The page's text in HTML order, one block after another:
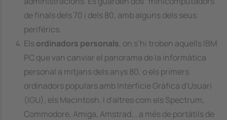
de finals dels 70 i dels 80, amb alguns dels seus
perifèrics.
Elsordinadors personals, on s’hi troben aquells IBM
PC que van canviar el panorama de la informàtica
personal a mitjans dels anys 80, o els primers
ordinadors populars amb Interfície Gràfica d'Usuari
(IGU), els Macintosh. I d'altres com els Spectrum,
Commodore, Amiga, Amstrad... a més de portàtils de